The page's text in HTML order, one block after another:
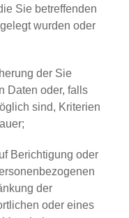
Sie betreffenden
wurden oder
der Sie
Daten oder, falls
sind, Kriterien
Berichtigung oder
der
oder eines